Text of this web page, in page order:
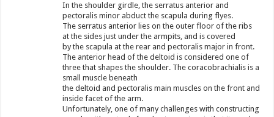
In the shoulder girdle, the serratus anterior and
pectoralis minor abduct the scapula during flyes.
The serratus anterior lies on the outer floor of the ribs
at the sides just under the armpits, and is covered
by the scapula at the rear and pectoralis major in front.
The anterior head of the deltoid is considered one of
three that shapes the shoulder. The coracobrachialis is a
small muscle beneath
the deltoid and pectoralis main muscles on the front and
inside facet of the arm.
Unfortunately, one of many challenges with constructing